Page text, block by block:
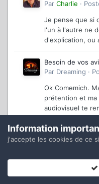
Par Charlie ·
Je pense que si
l'un à l'autre ne
d'explication, ou
Besoin de vos
Par Dreaming ·
Ok Comemich.
prétention et ma
audiovisuel te
pour ton avis
exactement ce
Test
Information
j'accepte les cookies de ce